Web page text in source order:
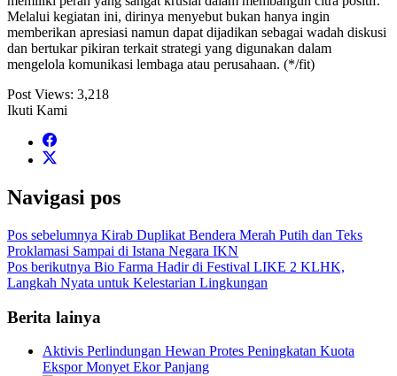
Melalui kegiatan ini, dirinya menyebut bukan hanya ingin
memberikan apresiasi namun dapat dijadikan sebagai wadah diskusi
dan bertukar pikiran terkait strategi yang digunakan dalam
mengelola komunikasi lembaga atau perusahaan. (*/fit)
Post Views: 3,218
Ikuti Kami
Navigasi pos
Pos sebelumnya Kirab Duplikat Bendera Merah Putih dan Teks
Proklamasi Sampai di Istana Negara IKN
Pos berikutnya Bio Farma Hadir di Festival LIKE 2 KLHK,
Langkah Nyata untuk Kelestarian Lingkungan
Berita lainya
Aktivis Perlindungan Hewan Protes Peningkatan Kuota
Ekspor Monyet Ekor Panjang